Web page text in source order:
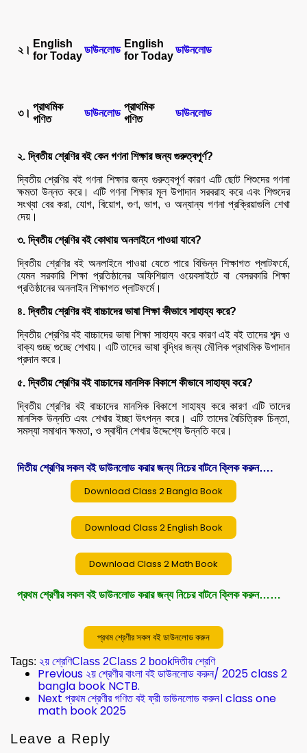
২।
English
for Today
ডাউনলোড
English
for Today
ডাউনলোড
৩।
প্রাথমিক
গণিত
ডাউনলোড
প্রাথমিক
গণিত
ডাউনলোড
২. দ্বিতীয় শ্রেণির বই কেন গণনা শিক্ষার জন্য গুরুত্বপূর্ণ?
দ্বিতীয় শ্রেণির বই গণনা শিক্ষার জন্য গুরুত্বপূর্ণ কারণ এটি ছোট শিশুদের গণনা
ক্ষমতা উন্নত করে। এটি গণনা শিক্ষার মূল উপাদান সরবরাহ করে এবং শিশুদের
সংখ্যা বের করা, যোগ, বিয়োগ, গুণ, ভাগ, ও অন্যান্য গণনা প্রক্রিয়াগুলি শেখা
দেয়।
৩. দ্বিতীয় শ্রেণির বই কোথায় অনলাইনে পাওয়া যাবে?
দ্বিতীয় শ্রেণির বই অনলাইনে পাওয়া যেতে পারে বিভিন্ন শিক্ষাগত প্লাটফর্মে,
যেমন সরকারি শিক্ষা প্রতিষ্ঠানের অফিশিয়াল ওয়েবসাইটে বা বেসরকারি শিক্ষা
প্রতিষ্ঠানের অনলাইন শিক্ষাগত প্লাটফর্মে।
৪. দ্বিতীয় শ্রেণির বই বাচ্চাদের ভাষা শিক্ষা কীভাবে সাহায্য করে?
দ্বিতীয় শ্রেণির বই বাচ্চাদের ভাষা শিক্ষা সাহায্য করে কারণ এই বই তাদের শব্দ ও
বাক্য গুচ্ছ গুচ্ছে শেখায়। এটি তাদের ভাষা বৃদ্ধির জন্য মৌলিক প্রাথমিক উপাদান
প্রদান করে।
৫. দ্বিতীয় শ্রেণির বই বাচ্চাদের মানসিক বিকাশে কীভাবে সাহায্য করে?
দ্বিতীয় শ্রেণির বই বাচ্চাদের মানসিক বিকাশে সাহায্য করে কারণ এটি তাদের
মানসিক উন্নতি এবং শেখার ইচ্ছা উৎপন্ন করে। এটি তাদের বৈচিত্রিক চিন্তা,
সমস্যা সমাধান ক্ষমতা, ও স্বাধীন শেখার উদ্দেশ্যে উন্নতি করে।
দিতীয় শ্রেণির সকল বই ডাউনলোড করার জন্য নিচের বাটনে ক্লিক করুন….
Download Class 2 Bangla Book
Download Class 2 English Book
Download Class 2 Math Book
প্রথম শ্রেণীর সকল বই ডাউনলোড করার জন্য নিচের বাটনে ক্লিক করুন……
প্রথম শ্রেণীর সকল বই ডাউনলোড করুন
Tags: ২য় শ্রেণিClass 2Class 2 bookদিতীয় শ্রেণি
Previous ২য় শ্রেণীর বাংলা বই ডাউনলোড করুন/ 2025 class 2
bangla book NCTB.
Next প্রথম শ্রেণীর গণিত বই ফ্রী ডাউনলোড করুন। class one
math book 2025
Leave a Reply